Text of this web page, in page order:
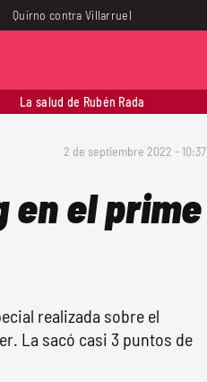
Quirno contra Villarruel
La salud de Rubén Rada
2 de septiembre 2022 - 10:37
en el prime
realizada sobre el
La sacó casi 3 puntos de